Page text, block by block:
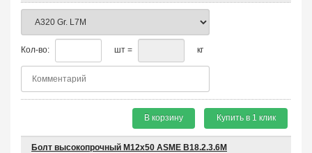
Кол-во: шт = кг
В корзину Купить в 1 клик
Болт высокопрочный М12х50 ASME B18.2.3.6M